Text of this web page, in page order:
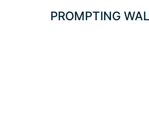
PROMPTING